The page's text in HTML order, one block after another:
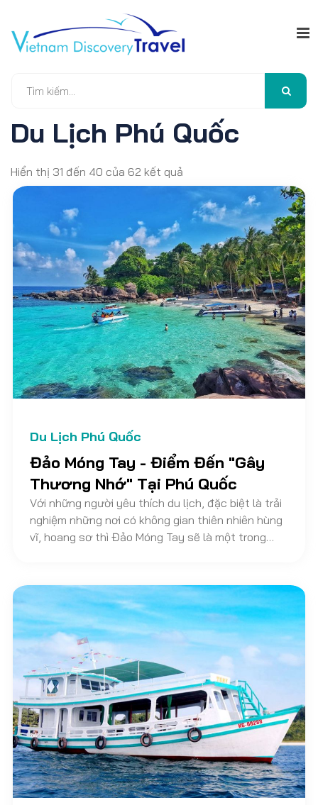
Du Lịch Phú Quốc
Hiển thị 31 đến 40 của 62 kết quả
Du Lịch Phú Quốc
Đảo Móng Tay - Điểm Đến "Gây
Thương Nhớ" Tại Phú Quốc
Với những người yêu thích du lịch, đặc biệt là trải
nghiệm những nơi có không gian thiên nhiên hùng
vĩ, hoang sơ thì Đảo Móng Tay sẽ là một trong
đảo này, thông qua bài viết sau nhé!